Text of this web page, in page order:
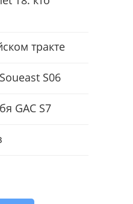
тракте
S06
GAC S7